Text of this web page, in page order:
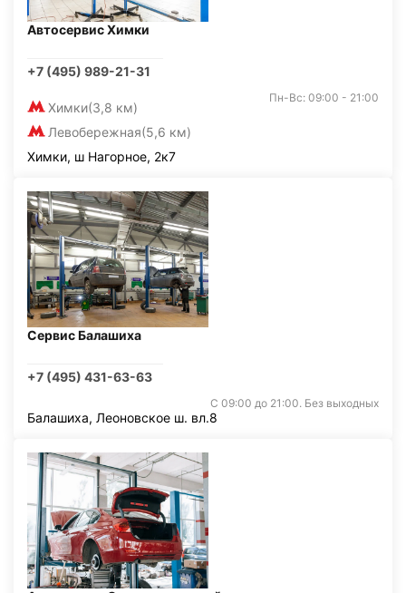
Автосервис Химки
+7 (495) 989-21-31
Химки(3,8 км)
Левобережная(5,6 км)
Пн-Вс: 09:00 - 21:00
Химки, ш Нагорное, 2к7
Сервис Балашиха
+7 (495) 431-63-63
С 09:00 до 21:00. Без выходных
Балашиха, Леоновское ш. вл.8